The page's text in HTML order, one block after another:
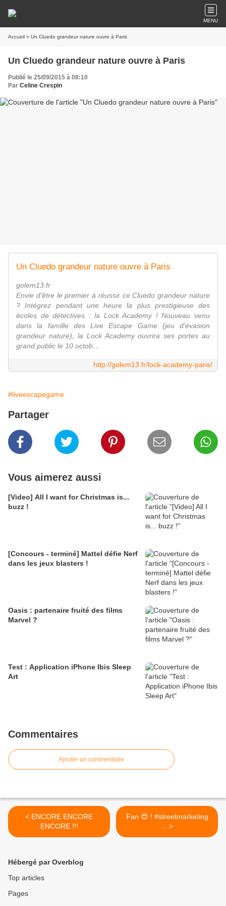
MENU
Accueil » Un Cluedo grandeur nature ouvre à Paris
Un Cluedo grandeur nature ouvre à Paris
Publié le 25/09/2015 à 08:10
Par Celine Crespin
Un Cluedo grandeur nature ouvre à Paris
golem13.fr
Envie d'être le premier à réussir ce Cluedo grandeur nature
? Intégrez pendant une heure la plus prestigieuse des
écoles de détectives : la Lock Academy ! Nouveau venu
dans la famille des Live Escape Game (jeu d'évasion
grandeur nature), la Lock Academy ouvrira ses portes au
grand public le 10 octob…
http://golem13.fr/lock-academy-paris/
#liveescapegame
Partager
Vous aimerez aussi
[Video] All I want for Christmas is...
buzz !
[Concours - terminé] Mattel défie Nerf
dans les jeux blasters !
Oasis : partenaire fruité des films
Marvel ?
Test : Application iPhone Ibis Sleep
Art
Commentaires
Ajouter un commentaire
< ENCORE ENCORE
ENCORE !!!
Fan 😍 ! #streetmarketing
... >
Hébergé par Overblog
Top articles
Pages